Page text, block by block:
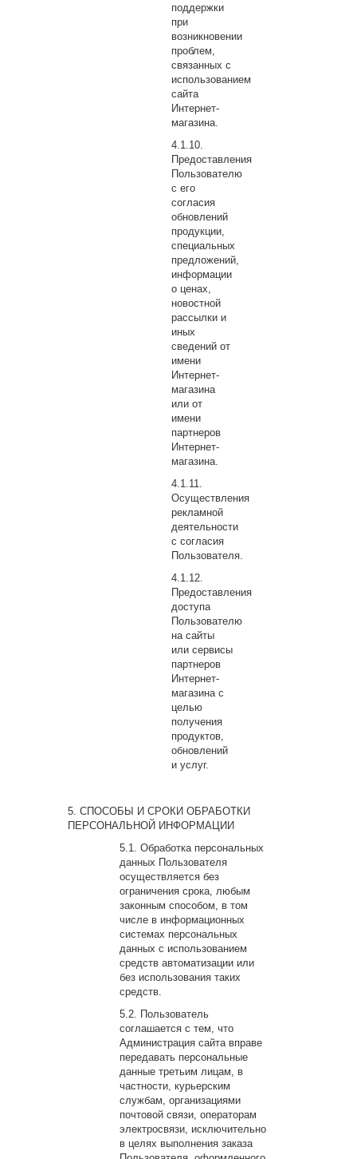
поддержки
при
возникновении
проблем,
связанных с
использованием
сайта
Интернет-
магазина.
Предоставления
Пользователю
с его
согласия
обновлений
продукции,
специальных
предложений,
информации
о ценах,
новостной
рассылки и
иных
сведений от
имени
Интернет-
магазина
или от
имени
партнеров
Интернет-
магазина.
Осуществления
рекламной
деятельности
с согласия
Пользователя.
Предоставления
доступа
Пользователю
на сайты
или сервисы
партнеров
Интернет-
магазина с
целью
получения
продуктов,
обновлений
и услуг.
СПОСОБЫ И СРОКИ ОБРАБОТКИ
ПЕРСОНАЛЬНОЙ ИНФОРМАЦИИ
Обработка персональных
данных Пользователя
осуществляется без
ограничения срока, любым
законным способом, в том
числе в информационных
системах персональных
данных с использованием
средств автоматизации или
без использования таких
средств.
Пользователь
соглашается с тем, что
Администрация сайта вправе
передавать персональные
данные третьим лицам, в
частности, курьерским
службам, организациями
почтовой связи, операторам
электросвязи, исключительно
в целях выполнения заказа